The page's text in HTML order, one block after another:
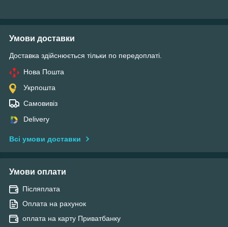
Умови доставки
Доставка здійснюється тільки по передоплаті.
Нова Пошта
Укрпошта
Самовивіз
Delivery
Всі умови доставки
Умови оплати
Післяплата
Оплата на рахунок
оплата на карту Приватбанку